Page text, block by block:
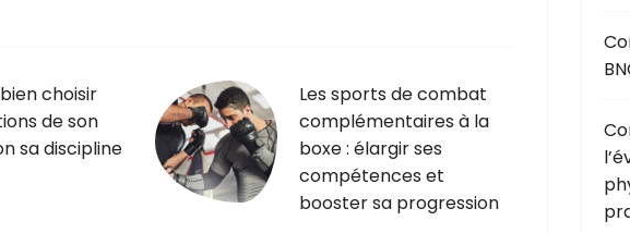
choisir
de son
sa discipline
Les sports de combat
complémentaires à la
boxe : élargir ses
compétences et
booster sa progression